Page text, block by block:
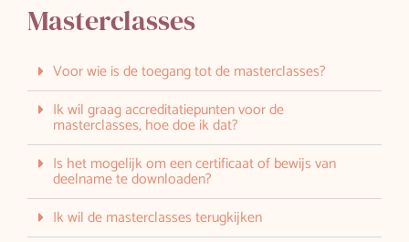
Masterclasses
Voor wie is de toegang tot de masterclasses?
Ik wil graag accreditatiepunten voor de
masterclasses, hoe doe ik dat?
Is het mogelijk om een certificaat of bewijs van
deelname te downloaden?
Ik wil de masterclasses terugkijken